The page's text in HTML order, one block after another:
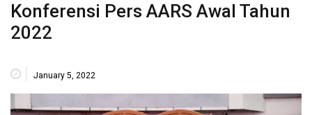
Konferensi Pers AARS Awal Tahun
2022
January 5, 2022